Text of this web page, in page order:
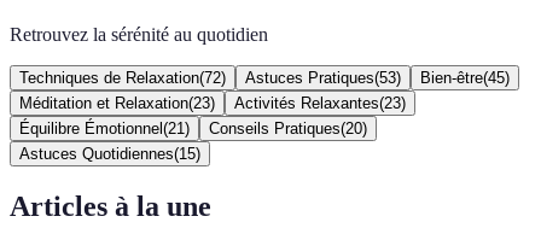
Retrouvez la sérénité au quotidien
Techniques de Relaxation(72) Astuces Pratiques(53) Bien-être(45)
Méditation et Relaxation(23) Activités Relaxantes(23)
Équilibre Émotionnel (21 ) Conseils Pratiques(20)
Astuces Quotidiennes(15)
Articles à la une